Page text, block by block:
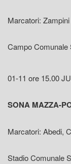
Marcatori:
Campo
01-11 ore 15.00
SONA MAZZA-
Marcatori: Abedi,
Stadio Comunale